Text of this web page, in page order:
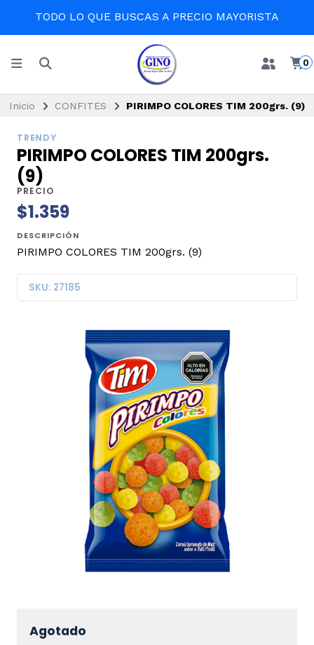
TODO LO QUE BUSCAS A PRECIO MAYORISTA
0
Inicio CONFITES PIRIMPO COLORES TIM 200grs. (9)
TRENDY
PIRIMPO COLORES TIM 200grs.
(9)
PRECIO
$1.359
DESCRIPCIÓN
PIRIMPO COLORES TIM 200grs. (9)
SKU: 27185
Agotado